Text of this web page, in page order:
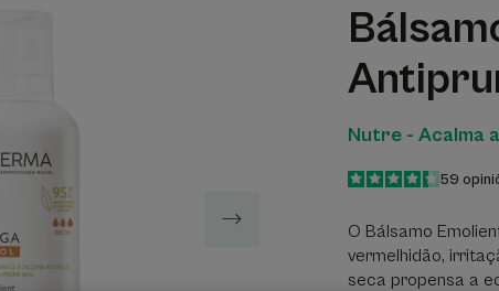
Nutre - Acalma
4.3
/
5
59
O Bálsamo
vermelhidão,
seca propensa a